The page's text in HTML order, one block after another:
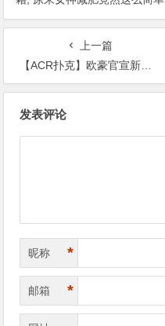
上一篇
【ACR扑克】欧豪官宣新剧，这次和赵丽颖合作即将开展一段姐弟恋
发表评论
昵称 *
邮箱 *